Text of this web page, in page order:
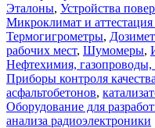
Эталоны, Устройства
Микроклимат и
Термогигрометры,
рабочих мест, Шумомеры,
Нефтехимия,
Приборы контроля
асфальтобетонов,
Оборудование для
анализа радиоэлектроники